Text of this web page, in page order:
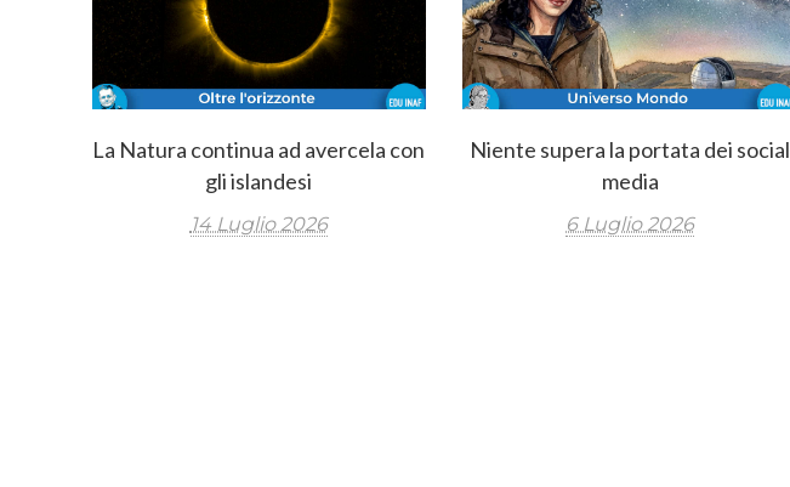
La Natura continua ad avercela con
gli islandesi
14 Luglio 2026
Niente supera la portata dei social
media
6 Luglio 2026